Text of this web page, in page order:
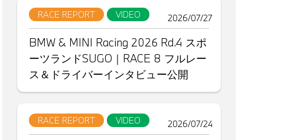
RACE REPORT VIDEO 2026/07/27
BMW & MINI Racing 2026 Rd.4 スポ
ーツランドSUGO｜RACE 8 フルレー
ス＆ドライバーインタビュー公開
RACE REPORT VIDEO 2026/07/24